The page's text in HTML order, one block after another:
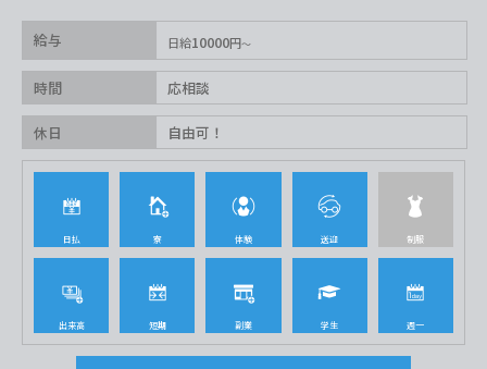
給与 日給10000円
時間 応相談
休日 自由可！
日払 寮 体験 送迎 制服
出来高 短期 副業 学生 週一